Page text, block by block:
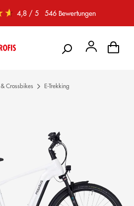
4,8/ 5 546 Bewertungen
Crossbikes E-Trekking